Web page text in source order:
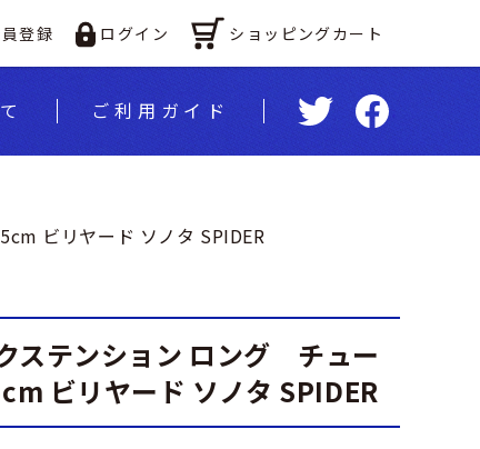
登録 ログイン ショッピングカート
ご利⽤ガイド
ビリヤード ソノタ SPIDER
ステンション ロング チュー
ビリヤード ソノタ SPIDER